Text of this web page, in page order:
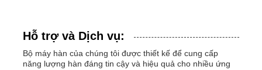
Hỗ trợ và Dịch vụ:
Bộ máy hàn của chúng tôi được thiết kế để cung cấp
năng lượng hàn đáng tin cậy và hiệu quả cho nhiều ứng